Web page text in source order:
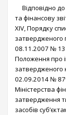
Відповідно до
та фінансову
XIV, Порядку
затвердженого
08.11.2007 №
Положення про
затвердженого
02.09.2014 №
Міністерства
затвердження
засобів